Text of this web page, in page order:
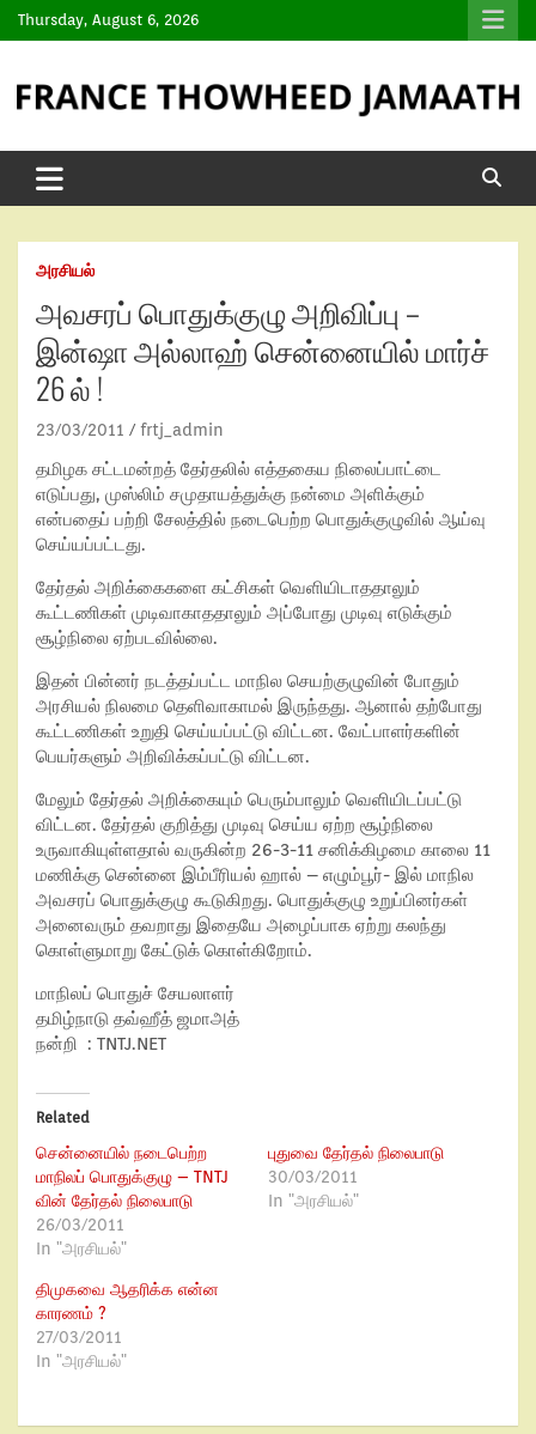
Thursday, August 6, 2026
அரசியல்
அவசரப் பொதுக்குழு அறிவிப்பு –
இன்ஷா அல்லாஹ் சென்னையில் மார்ச்
26 ல் !
23/03/2011 frtj_admin
தமிழக சட்டமன்றத் தேர்தலில் எத்தகைய நிலைப்பாட்டை
எடுப்பது, முஸ்லிம் சமுதாயத்துக்கு நன்மை அளிக்கும்
என்பதைப் பற்றி சேலத்தில் நடைபெற்ற பொதுக்குழுவில் ஆய்வு
செய்யப்பட்டது.
தேர்தல் அறிக்கைகளை கட்சிகள் வெளியிடாததாலும்
கூட்டணிகள் முடிவாகாததாலும் அப்போது முடிவு எடுக்கும்
சூழ்நிலை ஏற்படவில்லை.
இதன் பின்னர் நடத்தப்பட்ட மாநில செயற்குழுவின் போதும்
அரசியல் நிலமை தெளிவாகாமல் இருந்தது. ஆனால் தற்போது
கூட்டணிகள் உறுதி செய்யப்பட்டு விட்டன. வேட்பாளர்களின்
பெயர்களும் அறிவிக்கப்பட்டு விட்டன.
மேலும் தேர்தல் அறிக்கையும் பெரும்பாலும் வெளியிடப்பட்டு
விட்டன. தேர்தல் குறித்து முடிவு செய்ய ஏற்ற சூழ்நிலை
உருவாகியுள்ளதால் வருகின்ற 26-3-11 சனிக்கிழமை காலை 11
மணிக்கு சென்னை இம்பீரியல் ஹால் – எழும்பூர்- இல் மாநில
அவசரப் பொதுக்குழு கூடுகிறது. பொதுக்குழு உறுப்பினர்கள்
அனைவரும் தவறாது இதையே அழைப்பாக ஏற்று கலந்து
கொள்ளுமாறு கேட்டுக் கொள்கிறோம்.
மாநிலப் பொதுச் சேயலாளர்
தமிழ்நாடு தவ்ஹீத் ஜமாஅத்
நன்றி : TNTJ.NET
Related
சென்னையில் நடைபெற்ற
மாநிலப் பொதுக்குழு – TNTJ
வின் தேர்தல் நிலைபாடு
26/03/2011
In "அரசியல்"
புதுவை தேர்தல் நிலைபாடு
30/03/2011
In "அரசியல்"
திமுகவை ஆதரிக்க என்ன
காரணம் ?
27/03/2011
In "அரசியல்"